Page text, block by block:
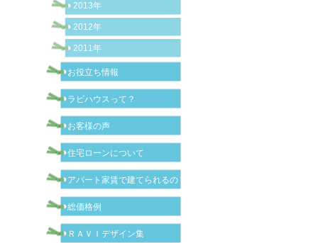
2013年
2012年
2011年
お役立ち情報
ラビハウスって？
お客様の声
住宅ローンについて
アパート家賃で建てられるの？
総価格例
ＲＡＶＩデザイン集